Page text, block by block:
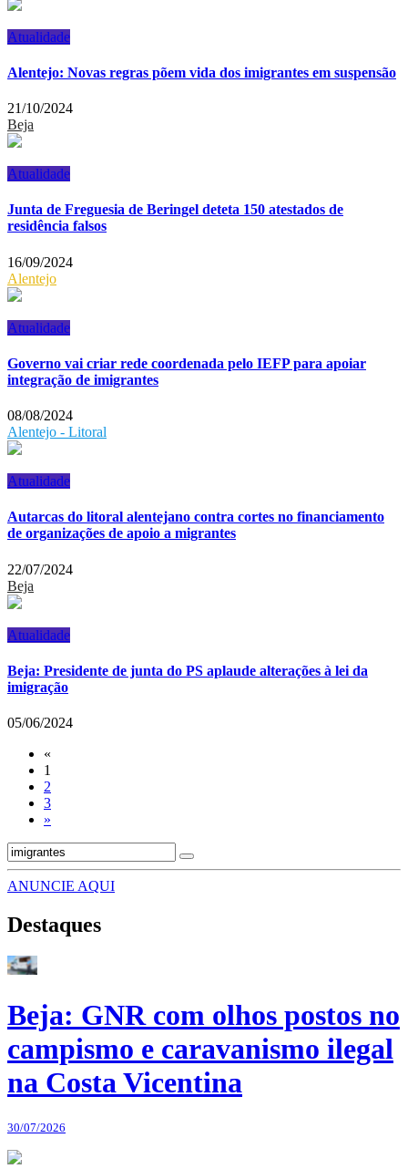
Atualidade
Alentejo: Novas regras põem vida dos imigrantes em suspensão
21/10/2024
Beja
Atualidade
Junta de Freguesia de Beringel deteta 150 atestados de
residência falsos
16/09/2024
Alentejo
Atualidade
Governo vai criar rede coordenada pelo IEFP para apoiar
integração de imigrantes
08/08/2024
Alentejo - Litoral
Atualidade
Autarcas do litoral alentejano contra cortes no financiamento
de organizações de apoio a migrantes
22/07/2024
Beja
Atualidade
Beja: Presidente de junta do PS aplaude alterações à lei da
imigração
05/06/2024
«
1
2
3
»
ANUNCIE AQUI
Destaques
Beja: GNR com olhos postos no
campismo e caravanismo ilegal
na Costa Vicentina
30/07/2026